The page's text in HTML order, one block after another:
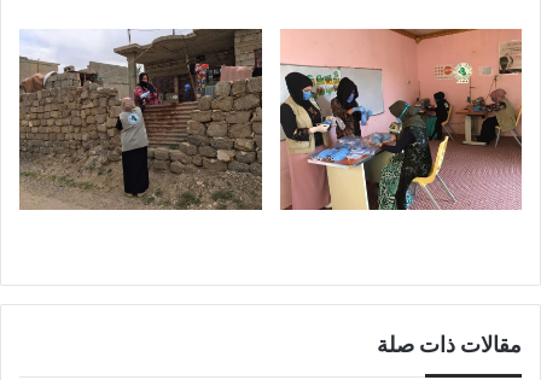
مقالات ذات صلة